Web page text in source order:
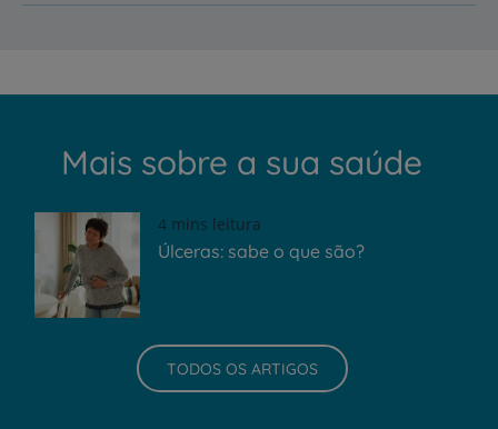
Mais sobre a sua saúde
4 mins leitura
Úlceras: sabe o que são?
TODOS OS ARTIGOS